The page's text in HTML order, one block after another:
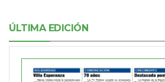
ÚLTIMA EDICIÓN